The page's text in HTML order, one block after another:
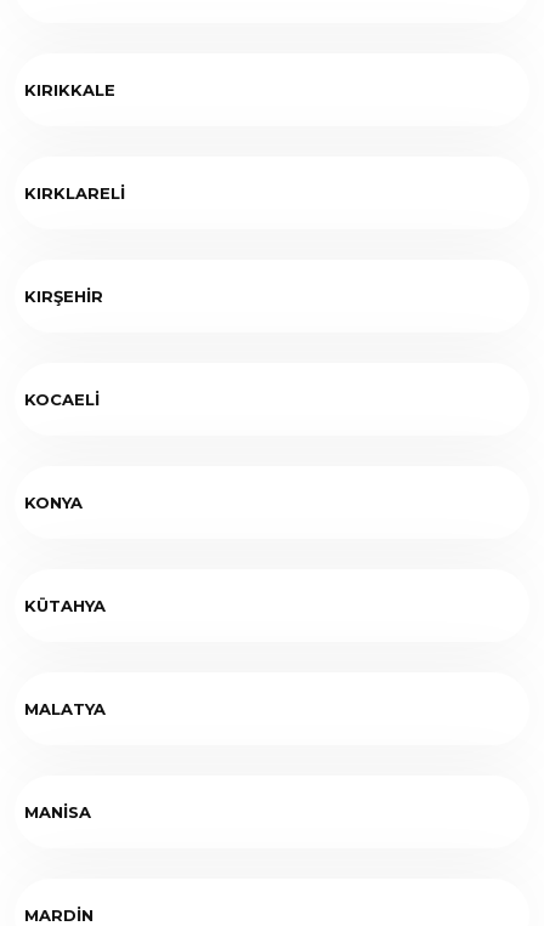
KIRIKKALE
KIRKLARELİ
KIRŞEHİR
KOCAELİ
KONYA
KÜTAHYA
MALATYA
MANİSA
MARDİN